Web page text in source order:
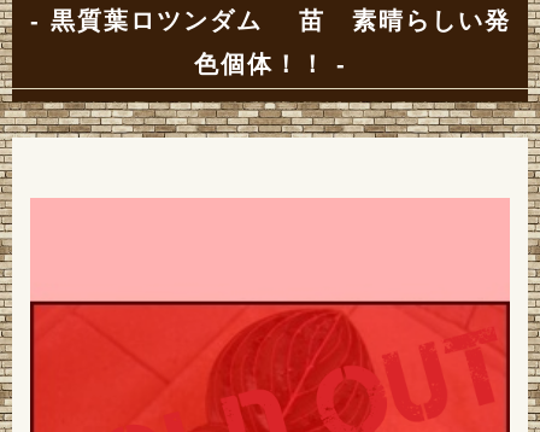
黒質葉ロツンダム 苗 素晴らしい発
色個体！！